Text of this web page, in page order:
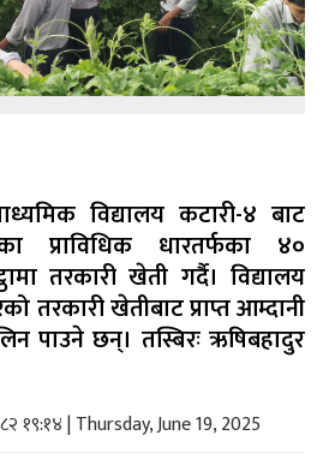
विद्यालय कटारी-४ बाट
प्राविधिक धारतर्फका ४०
तरकारी खेती गर्दै। विद्यालय
तरकारी खेतीबाट प्राप्त आम्दानी
पाउने छन्। तस्बिरः ऋषिबहादुर
१९:१४ | Thursday, June 19, 2025